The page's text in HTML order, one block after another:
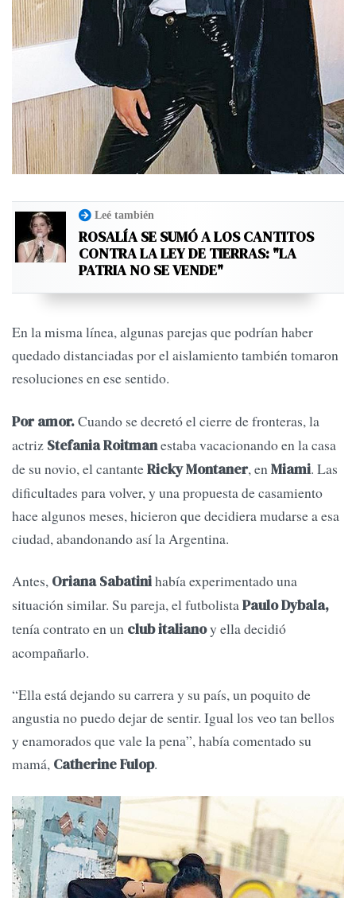
Leé también
ROSALÍA SE SUMÓ A LOS CANTITOS
CONTRA LA LEY DE TIERRAS: "LA
PATRIA NO SE VENDE"
En la misma línea, algunas parejas que podrían haber
quedado distanciadas por el aislamiento también tomaron
resoluciones en ese sentido.
Por amor.Cuando se decretó el cierre de fronteras, la
actriz Stefania Roitmanestaba vacacionando en la casa
de su novio, el cantanteRicky Montaner, enMiami. Las
dificultades para volver, y una propuesta de casamiento
hace algunos meses, hicieron que decidiera mudarse a esa
ciudad, abandonando así la Argentina.
Antes, Oriana Sabatinihabía experimentado una
situación similar. Su pareja, el futbolistaPaulo Dybala,
tenía contrato en un club italianoy ella decidió
acompañarlo.
“Ella está dejando su carrera y su país, un poquito de
angustia no puedo dejar de sentir. Igual los veo tan bellos
y enamorados que vale la pena”, había comentado su
mamá, Catherine Fulop.